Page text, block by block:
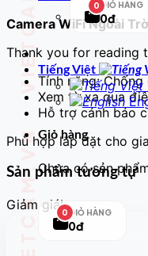
0 GIỎ HÀNG
0đ
Tiếng Việt
Giỏ hàng
Chưa có sản
0 GIỎ HÀNG
0đ
Camera WiFi Ngoài
Thank you for reading
Tính năng:
Xem từ xa qua
Hỗ trợ cảnh báo
Phù hợp lắp đặt cho
Sản phẩm tương tự
Giảm giá!